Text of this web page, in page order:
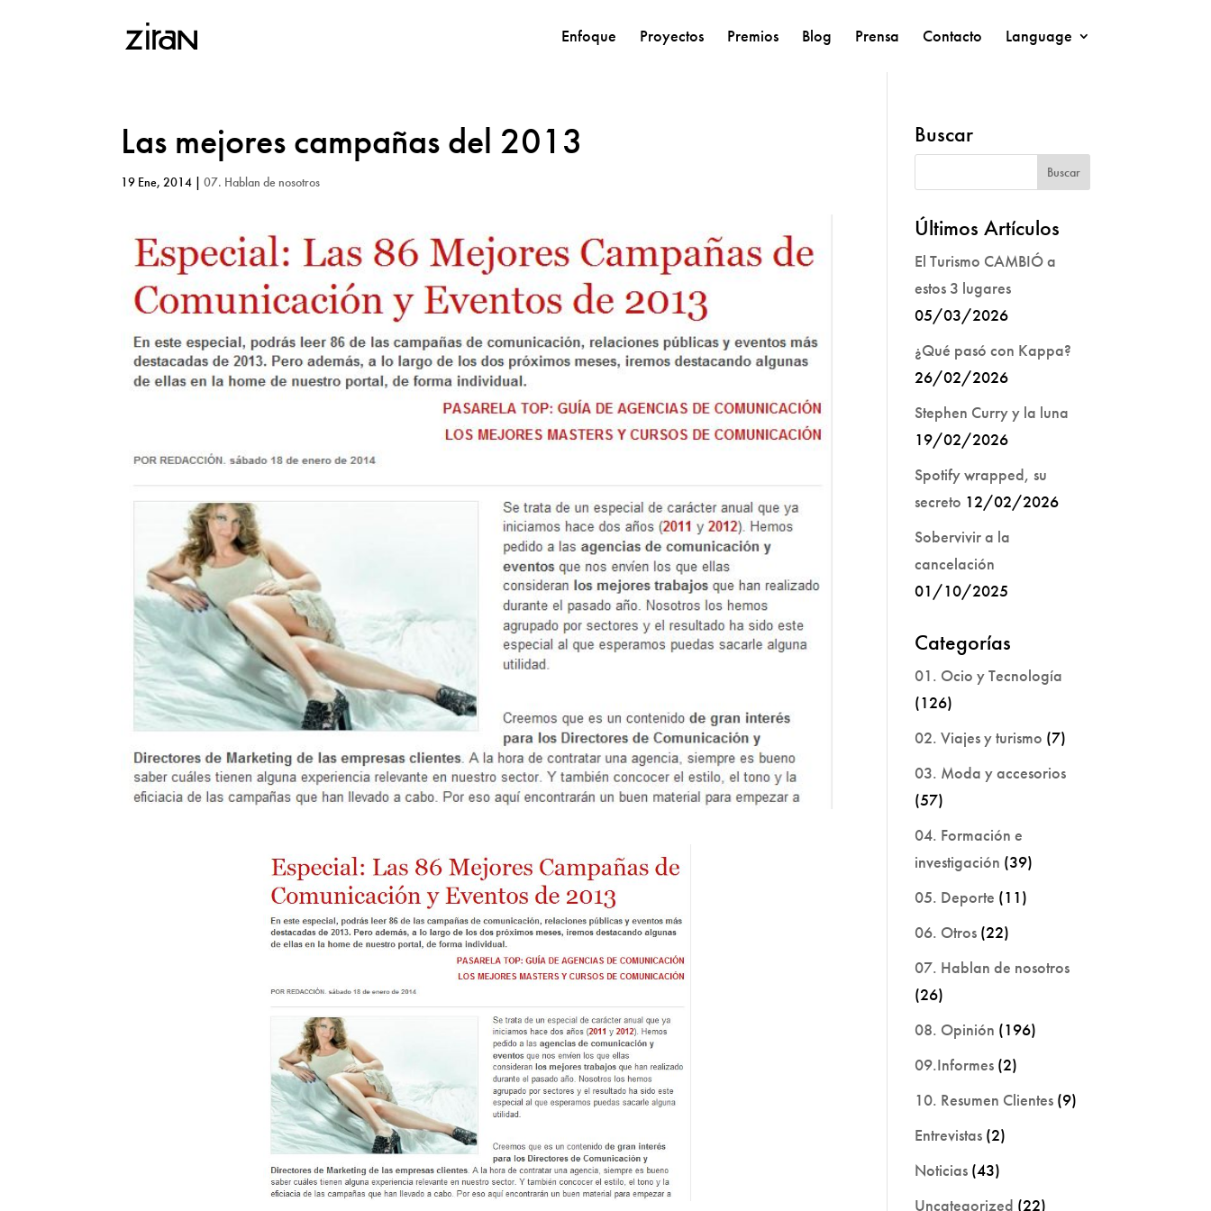
Enfoque Proyectos Premios Blog Prensa Contacto Language
Las mejores campañas del 2013
19 Ene, 2014 |07. Hablan de nosotros
Buscar
Últimos Artículos
El Turismo CAMBIÓ a
estos 3 lugares
05/03/2026
¿Qué pasó con Kappa?
26/02/2026
Stephen Curry y la luna
19/02/2026
Spotify wrapped, su
secreto 12/02/2026
Sobervivir a la
cancelación
01/10/2025
Categorías
01. Ocio y Tecnología
(126)
02. Viajes y turismo (7)
03. Moda y accesorios
(57)
04. Formación e
investigación (39)
05. Deporte (11)
06. Otros (22)
07. Hablan de nosotros
(26)
08. Opinión (196)
09.Informes (2)
10. Resumen Clientes (9)
Entrevistas (2)
Noticias (43)
Uncategorized (22)